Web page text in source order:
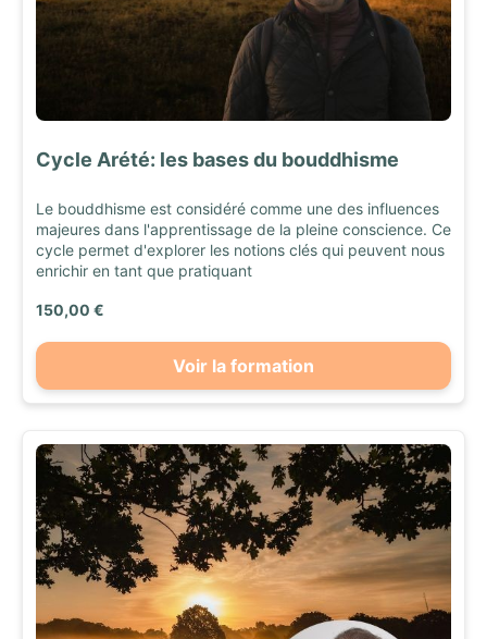
Cycle Arété: les bases du bouddhisme
Le bouddhisme est considéré comme une des influences
majeures dans l'apprentissage de la pleine conscience. Ce
cycle permet d'explorer les notions clés qui peuvent nous
enrichir en tant que pratiquant
150,00 €
Voir la formation